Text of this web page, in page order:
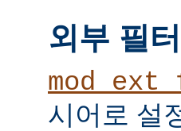
외부 필
시어로 설